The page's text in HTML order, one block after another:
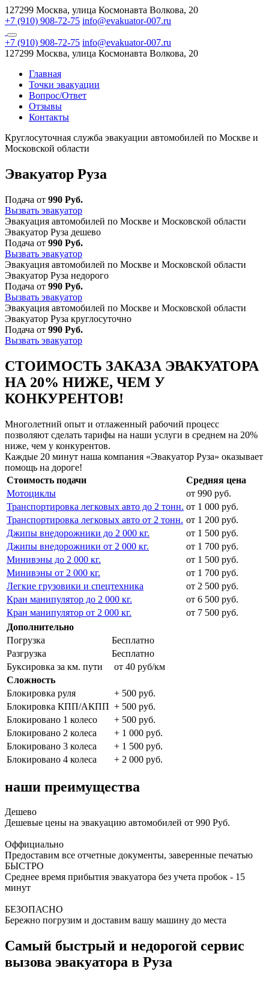
127299 Москва, улица Космонавта Волкова, 20
+7 (910) 908-72-75 info@evakuator-007.ru
+7 (910) 908-72-75 info@evakuator-007.ru
127299 Москва, улица Космонавта Волкова, 20
Главная
Точки эвакуации
Вопрос/Ответ
Отзывы
Контакты
Круглосуточная служба эвакуации автомобилей по Москве и
Московской области
Эвакуатор Руза
Подача от 990 Руб.
Вызвать эвакуатор
Эвакуация автомобилей по Москве и Московской области
Эвакуатор Руза дешево
Подача от 990 Руб.
Вызвать эвакуатор
Эвакуация автомобилей по Москве и Московской области
Эвакуатор Руза недорого
Подача от 990 Руб.
Вызвать эвакуатор
Эвакуация автомобилей по Москве и Московской области
Эвакуатор Руза круглосуточно
Подача от 990 Руб.
Вызвать эвакуатор
СТОИМОСТЬ ЗАКАЗА ЭВАКУАТОРА
НА 20% НИЖЕ, ЧЕМ У
КОНКУРЕНТОВ!
Многолетний опыт и отлаженный рабочий процесс
позволяют сделать тарифы на наши услуги в среднем на 20%
ниже, чем у конкурентов.
Каждые 20 минут наша компания «Эвакуатор Руза» оказывает
помощь на дороге!
Стоимость подачи
Средняя цена
Мотоциклы
от 990 руб.
Транспортировка легковых авто до 2 тонн. от 1 000 руб.
Транспортировка легковых авто от 2 тонн. от 1 200 руб.
Джипы внедорожники до 2 000 кг.
от 1 500 руб.
Джипы внедорожники от 2 000 кг.
от 1 700 руб.
Минивэны до 2 000 кг.
от 1 500 руб.
Минивэны от 2 000 кг.
от 1 700 руб.
Легкие грузовики и спецтехника
от 2 500 руб.
Кран манипулятор до 2 000 кг.
от 6 500 руб.
Кран манипулятор от 2 000 кг.
от 7 500 руб.
Дополнительно
Погрузка
Бесплатно
Разгрузка
Бесплатно
Буксировка за км. пути
от 40 руб/км
Сложность
Блокировка руля
+ 500 руб.
Блокировка КПП/АКПП + 500 руб.
Блокировано 1 колесо
+ 500 руб.
Блокировано 2 колеса
+ 1 000 руб.
Блокировано 3 колеса
+ 1 500 руб.
Блокировано 4 колеса
+ 2 000 руб.
наши преимущества
Дешево
Дешевые цены на эвакуацию автомобилей от 990 Руб.
Оффициально
Предоставим все отчетные документы, заверенные печатью
БЫСТРО
Среднее время прибытия эвакуатора без учета пробок - 15
минут
БЕЗОПАСНО
Бережно погрузим и доставим вашу машину до места
Самый быстрый и недорогой сервис
вызова эвакуатора в Руза